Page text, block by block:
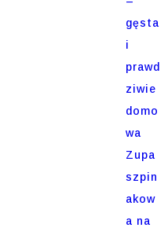
gęsta
i
prawd
ziwie
domo
wa
Zupa
szpin
akow
a na